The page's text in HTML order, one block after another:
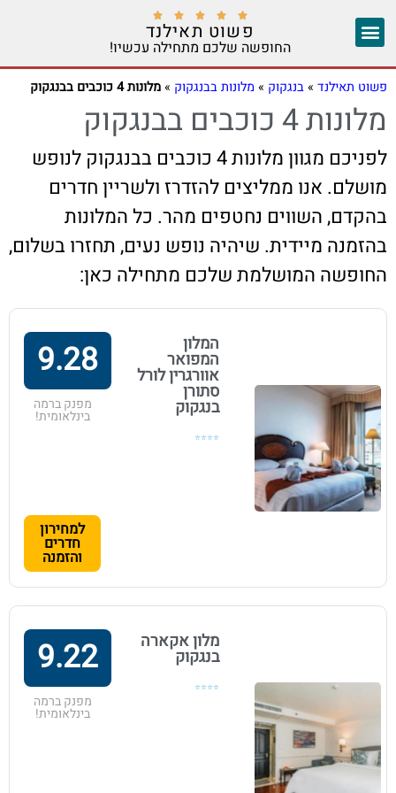





פשוט תאילנד
החופשה שלכם מתחילה עכשיו!
פשוט תאילנד »בנגקוק » מלונות בבנגקוק »מלונות 4 כוכבים בבנגקוק
מלונות 4 כוכבים בבנגקוק
לפניכם מגוון מלונות 4 כוכבים בבנגקוק לנופש
מושלם. אנו ממליצים להזדרז ולשריין חדרים
בהקדם, השווים נחטפים מהר. כל המלונות
בהזמנה מיידית. שיהיה נופש נעים, תחזרו בשלום,
החופשה המושלמת שלכם מתחילה כאן:
המלון
המפואר
אוורגרין לורל
סתורן
בנגקוק
⭐⭐⭐⭐
9.28
מפנק ברמה
בינלאומית!
למחירון
חדרים
והזמנה
מלון אקארה
בנגקוק
⭐⭐⭐⭐
9.22
מפנק ברמה
בינלאומית!